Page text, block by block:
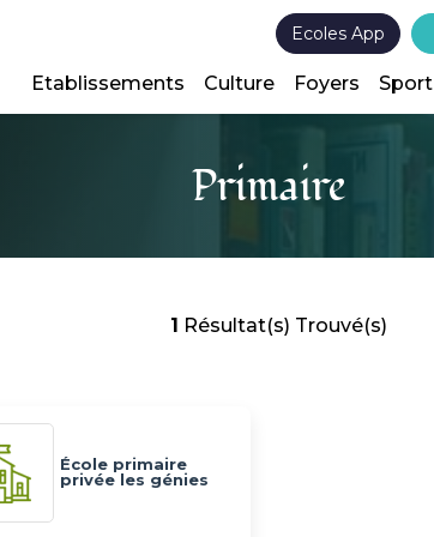
Ecoles App
Etablissements Culture Foyers Sport
Primaire
1 Résultat(s) Trouvé(s)
École primaire
privée les génies